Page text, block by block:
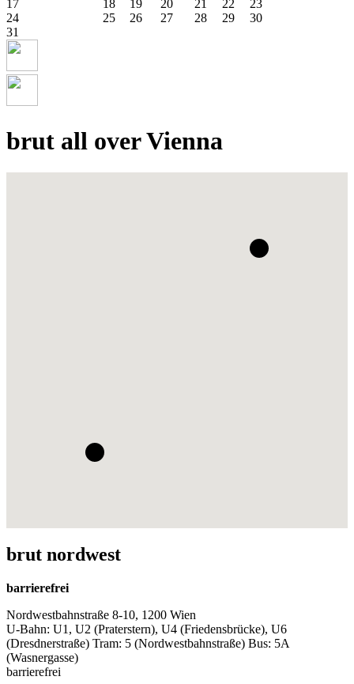
17
18 19 20 21 22
23
24
25 26 27 28 29
30
31
brut all over Vienna
brut nordwest
barrierefrei
Nordwestbahnstraße 8-10, 1200 Wien
U-Bahn: U1, U2 (Praterstern), U4 (Friedensbrücke), U6
(Dresdnerstraße) Tram: 5 (Nordwestbahnstraße) Bus: 5A
(Wasnergasse)
barrierefrei